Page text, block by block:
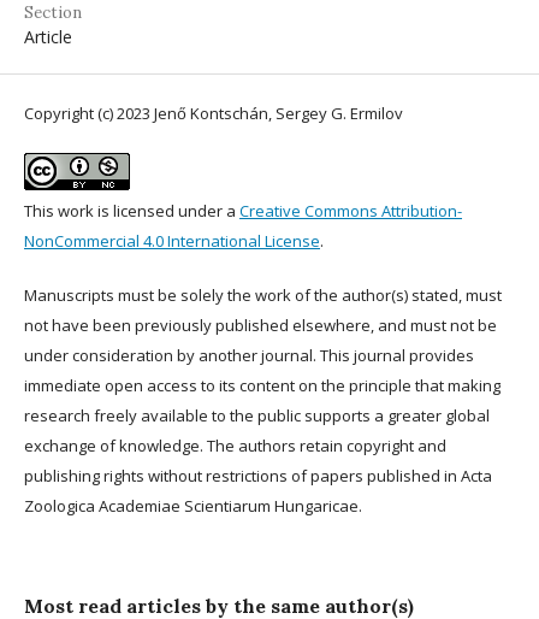
Section
Article
Copyright (c) 2023 Jenő Kontschán, Sergey G. Ermilov
This work is licensed under a Creative Commons Attribution-
NonCommercial 4.0 International License.
Manuscripts must be solely the work of the author(s) stated, must
not have been previously published elsewhere, and must not be
under consideration by another journal. This journal provides
immediate open access to its content on the principle that making
research freely available to the public supports a greater global
exchange of knowledge. The authors retain copyright and
publishing rights without restrictions of papers published in Acta
Zoologica Academiae Scientiarum Hungaricae.
Most read articles by the same author(s)